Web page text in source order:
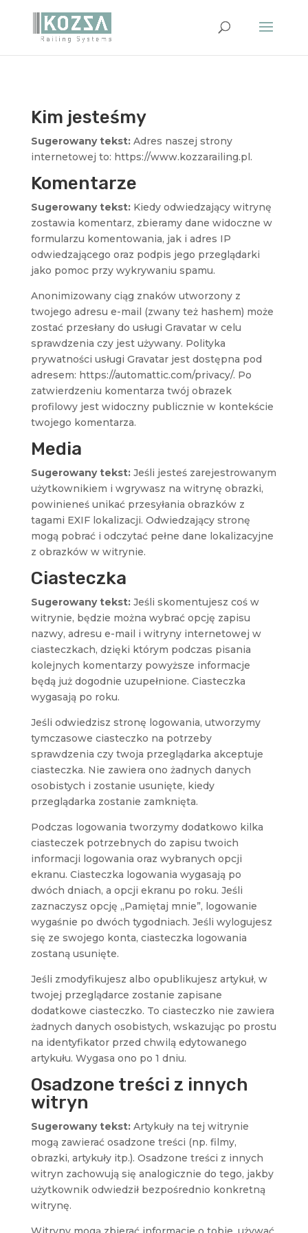
Kim jesteśmy
Sugerowany tekst: Adres naszej strony
internetowej to: https://www.kozzarailing.pl.
Komentarze
Sugerowany tekst: Kiedy odwiedzający witrynę
zostawia komentarz, zbieramy dane widoczne w
formularzu komentowania, jak i adres IP
odwiedzającego oraz podpis jego przeglądarki
jako pomoc przy wykrywaniu spamu.
Anonimizowany ciąg znaków utworzony z
twojego adresu e-mail (zwany też hashem) może
zostać przesłany do usługi Gravatar w celu
sprawdzenia czy jest używany. Polityka
prywatności usługi Gravatar jest dostępna pod
adresem: https://automattic.com/privacy/. Po
zatwierdzeniu komentarza twój obrazek
profilowy jest widoczny publicznie w kontekście
twojego komentarza.
Media
Sugerowany tekst: Jeśli jesteś zarejestrowanym
użytkownikiem i wgrywasz na witrynę obrazki,
powinieneś unikać przesyłania obrazków z
tagami EXIF lokalizacji. Odwiedzający stronę
mogą pobrać i odczytać pełne dane lokalizacyjne
z obrazków w witrynie.
Ciasteczka
Sugerowany tekst: Jeśli skomentujesz coś w
witrynie, będzie można wybrać opcję zapisu
nazwy, adresu e-mail i witryny internetowej w
ciasteczkach, dzięki którym podczas pisania
kolejnych komentarzy powyższe informacje
będą już dogodnie uzupełnione. Ciasteczka
wygasają po roku.
Jeśli odwiedzisz stronę logowania, utworzymy
tymczasowe ciasteczko na potrzeby
sprawdzenia czy twoja przeglądarka akceptuje
ciasteczka. Nie zawiera ono żadnych danych
osobistych i zostanie usunięte, kiedy
przeglądarka zostanie zamknięta.
Podczas logowania tworzymy dodatkowo kilka
ciasteczek potrzebnych do zapisu twoich
informacji logowania oraz wybranych opcji
ekranu. Ciasteczka logowania wygasają po
dwóch dniach, a opcji ekranu po roku. Jeśli
zaznaczysz opcję „Pamiętaj mnie”, logowanie
wygaśnie po dwóch tygodniach. Jeśli wylogujesz
się ze swojego konta, ciasteczka logowania
zostaną usunięte.
Jeśli zmodyfikujesz albo opublikujesz artykuł, w
twojej przeglądarce zostanie zapisane
dodatkowe ciasteczko. To ciasteczko nie zawiera
żadnych danych osobistych, wskazując po prostu
na identyfikator przed chwilą edytowanego
artykułu. Wygasa ono po 1 dniu.
Osadzone treści z innych
witryn
Sugerowany tekst: Artykuły na tej witrynie
mogą zawierać osadzone treści (np. filmy,
obrazki, artykuły itp.). Osadzone treści z innych
witryn zachowują się analogicznie do tego, jakby
użytkownik odwiedził bezpośrednio konkretną
witrynę.